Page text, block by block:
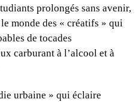
prolongés sans avenir,
monde des « créatifs » qui
de tocades
carburant à l’alcool et à
urbaine » qui éclaire